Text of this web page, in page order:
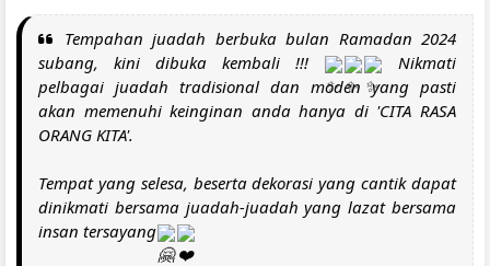
Tempahan juadah berbuka bulan Ramadan 2024
subang, kini dibuka kembali !!!
Nikmati
pelbagai juadah tradisional dan moden yang pasti
akan memenuhi keinginan anda hanya di 'CITA RASA
ORANG KITA'.
Tempat yang selesa, beserta dekorasi yang cantik dapat
dinikmati bersama juadah-juadah yang lazat bersama
insan tersayang